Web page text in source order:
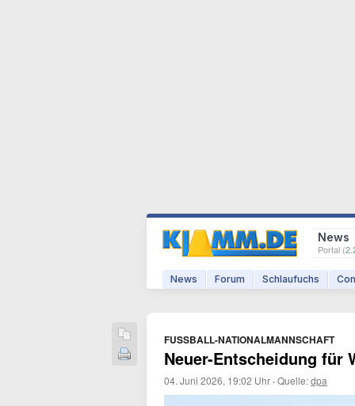
News
Portal (
News Forum Schlaufuchs
FUSSBALL-NATIONALMANNSCHAFT
Neuer-Entscheidung für
04. Juni 2026, 19:02 Uhr ·Quelle:dpa